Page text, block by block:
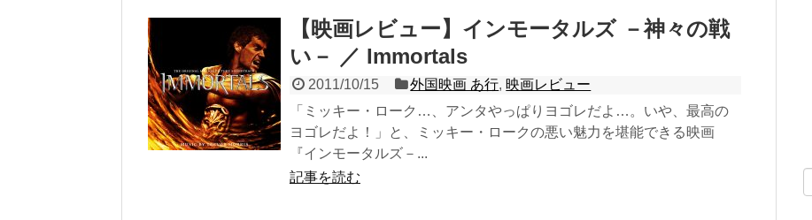
【映画レビュー】インモータルズ －神々の戦
い－ ／ Immortals
2011/10/15 外国映画 あ行, 映画レビュー
「ミッキー・ローク…、アンタやっぱりヨゴレだよ…。いや、最高の
ヨゴレだよ！」と、ミッキー・ロークの悪い魅力を堪能できる映画
『インモータルズ－...
記事を読む